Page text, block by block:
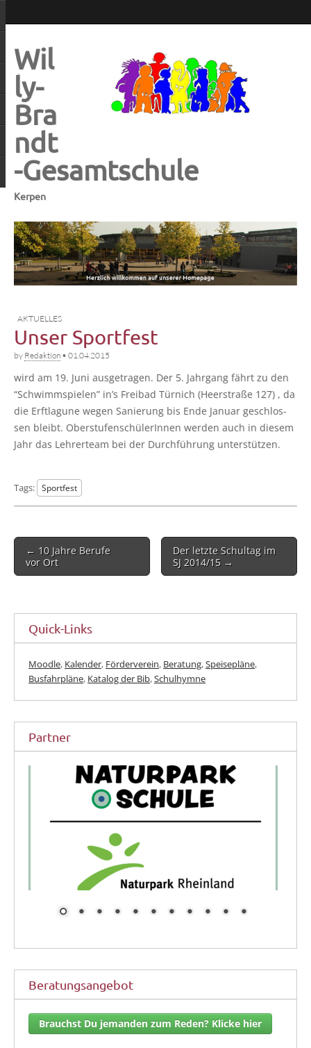
Wil
ly-
Bra
ndt
-Gesamtschule
Kerpen
AKTUELLES
Unser Sportfest
by Redaktion • 01.04.2015
wird am 19. Juni aus­ge­tra­gen. Der 5. Jahr­gang fährt zu den
“Schwimm­spie­len” in’s Frei­bad Tür­nich (Heer­stra­ße 127) , da
die Erft­la­gu­ne wegen Sanie­rung bis Ende Janu­ar geschlos­
sen bleibt. Ober­stu­fen­schü­le­rIn­nen wer­den auch in die­sem
Jahr das Leh­rer­team bei der Durch­füh­rung unterstützen.
Tags: Sportfest
Post
navigation
← 10 Jahre Berufe
vor Ort
Der letzte Schultag im
SJ 2014/15 →
Quick-Links
Moodle, Kalender, Förderverein, Beratung,Speisepläne,
Busfahrpläne, Katalog der Bib,Schulhymne
Partner
Beratungsangebot
Brauchst Du jemanden zum Reden? Klicke hier